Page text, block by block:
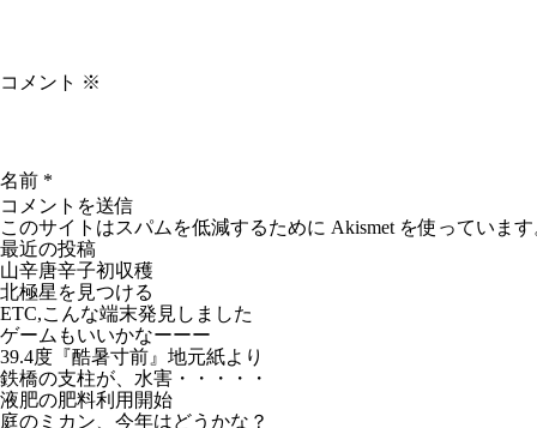
コメント ※
名前 *
このサイトはスパムを低減するために Akismet を使っていま
最近の投稿
山辛唐辛子初収穫
北極星を見つける
ETC,こんな端末発見しました
ゲームもいいかなーーー
39.4度『酷暑寸前』地元紙より
鉄橋の支柱が、水害・・・・・
液肥の肥料利用開始
庭のミカン、今年はどうかな？